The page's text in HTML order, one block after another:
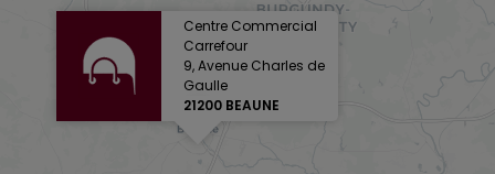
Centre Commercial
Carrefour
9, Avenue Charles de
Gaulle
21200 BEAUNE